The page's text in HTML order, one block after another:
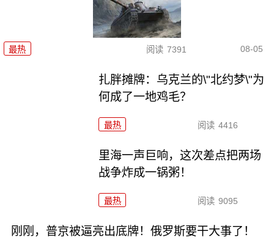
最热 阅读 7391 08-05
扎胖摊牌：乌克兰的\"北约梦\"为
何成了一地鸡毛？
最热 阅读 4416
里海一声巨响，这次差点把两场
战争炸成一锅粥！
最热 阅读 9095
刚刚，普京被逼亮出底牌！俄罗斯要干大事了！